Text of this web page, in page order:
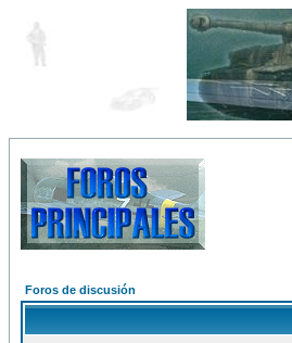
Foros de discusión